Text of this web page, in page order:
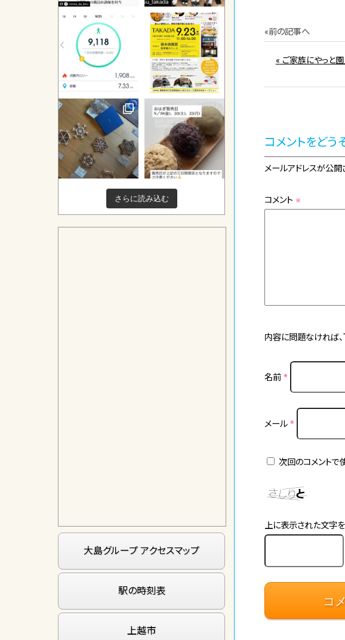
さらに読み込む
大島グループ アクセスマップ
駅の時刻表
上越市
«前の記事へ
« ご家族にやっと
コメントをどう
メールアドレスが公開
コメント ※
内容に問題なければ、
名前 *
メール *
次回のコメントで
上に表示された文字を